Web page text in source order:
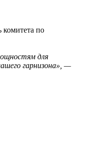
комитета по
для
гарнизона», —